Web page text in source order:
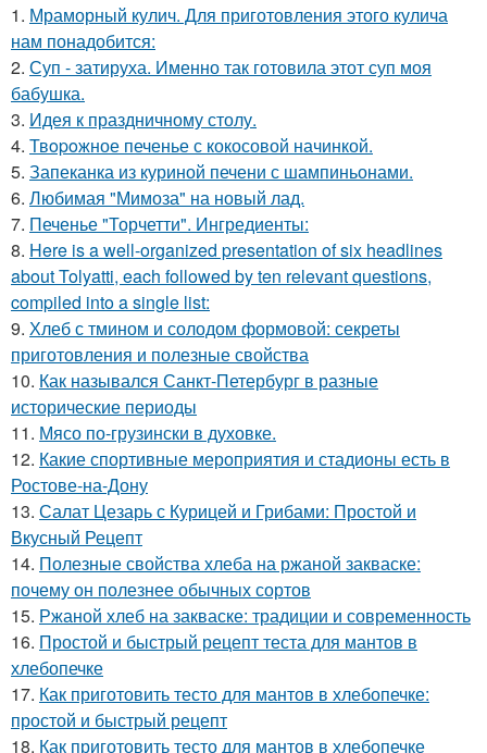
1. Мраморный кулич. Для приготовления этого кулича
нам понадобится:
2. Суп - затируха. Именно так готовила этот суп моя
бабушка.
3. Идея к праздничному столу.
4. Твopoжное печенье с кокосовой начинкой.
5. Запеканка из куриной печени с шампиньонами.
6. Любимая "Мимоза" на новый лад.
7. Печенье "Торчетти". Ингредиенты:
8. Here is a well-organized presentation of six headlines
about Tolyatti, each followed by ten relevant questions,
compiled into a single list:
9. Хлеб с тмином и солодом формовой: секреты
приготовления и полезные свойства
10. Как назывался Санкт-Петербург в разные
исторические периоды
11. Мясо по-грузински в духовке.
12. Какие спортивные мероприятия и стадионы есть в
Ростове-на-Дону
13. Салат Цезарь с Курицей и Грибами: Простой и
Вкусный Рецепт
14. Полезные свойства хлеба на ржаной закваске:
почему он полезнее обычных сортов
15. Ржаной хлеб на закваске: традиции и современность
16. Простой и быстрый рецепт теста для мантов в
хлебопечке
17. Как приготовить тесто для мантов в хлебопечке:
простой и быстрый рецепт
18. Как приготовить тесто для мантов в хлебопечке